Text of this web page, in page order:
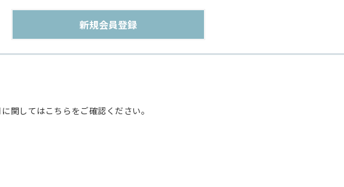
関してはこちらをご確認ください。